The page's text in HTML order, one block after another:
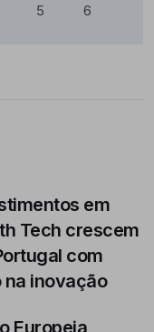
5 6
em
Tech crescem
com
inovação
Europeia